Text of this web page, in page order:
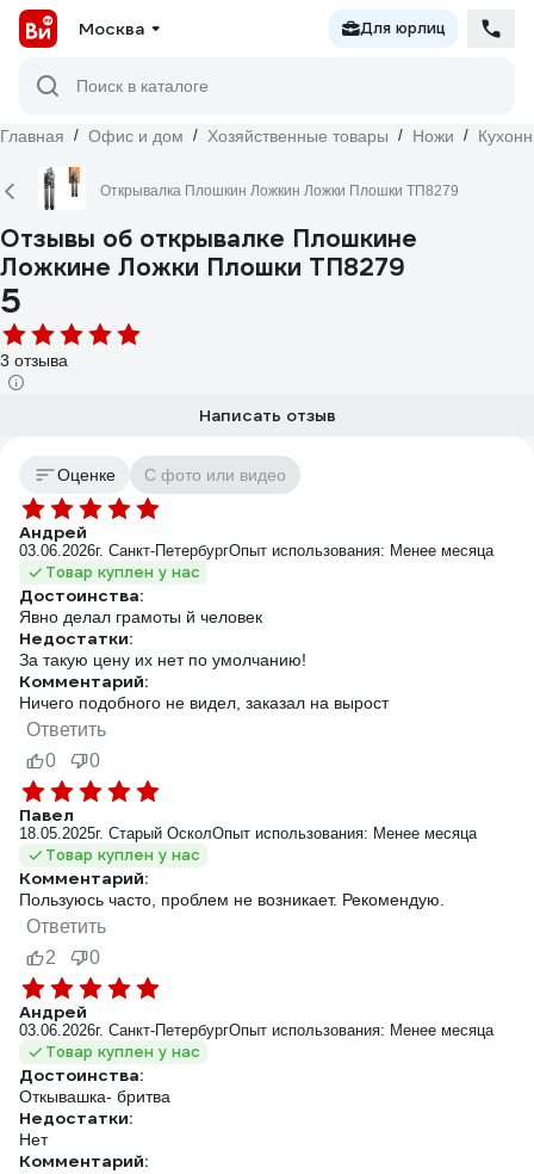
Москва Для юрлиц
Поиск в каталоге
Главная / Офис и дом / Хозяйственные товары / Ножи /
Открывалка Плошкин Ложкин Ложки Плошки ТП8279
Отзывы об открывалке Плошкине
Ложкине Ложки Плошки ТП8279
5
3 отзыва
Написать отзыв
Оценке С фото или видео
Андрей
03.06.2026г. Санкт-ПетербургОпыт использования: Менее месяца
Товар куплен у нас
Достоинства:
Явно делал грамоты й человек
Недостатки:
За такую цену их нет по умолчанию!
Комментарий:
Ничего подобного не видел, заказал на вырост
Ответить
0
0
Павел
18.05.2025г. Старый ОсколОпыт использования: Менее месяца
Товар куплен у нас
Комментарий:
Пользуюсь часто, проблем не возникает. Рекомендую.
Ответить
2
0
Андрей
03.06.2026г. Санкт-ПетербургОпыт использования: Менее месяца
Товар куплен у нас
Достоинства:
Откывашка- бритва
Недостатки:
Нет
Комментарий: